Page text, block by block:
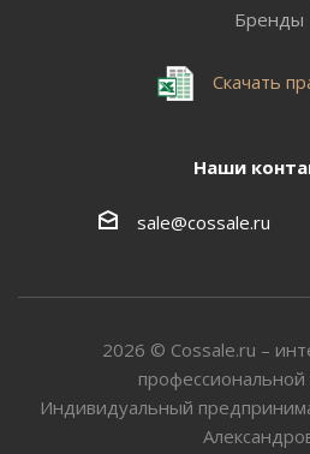
Бренды
Скачать
Наши
sale@cossale.ru
2026 © Сossale.ru –
профессиональной
Индивидуальный